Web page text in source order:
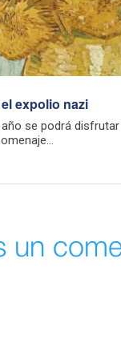
expolio nazi
se podrá
un